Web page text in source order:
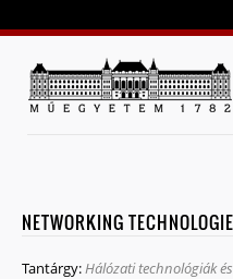
NETWORKING
Tantárgy:Hálózati technológiák